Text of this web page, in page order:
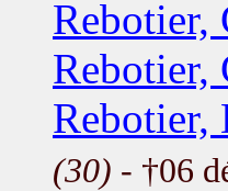
Rebotier,
Rebotier,
Rebotier,
(30) - †06